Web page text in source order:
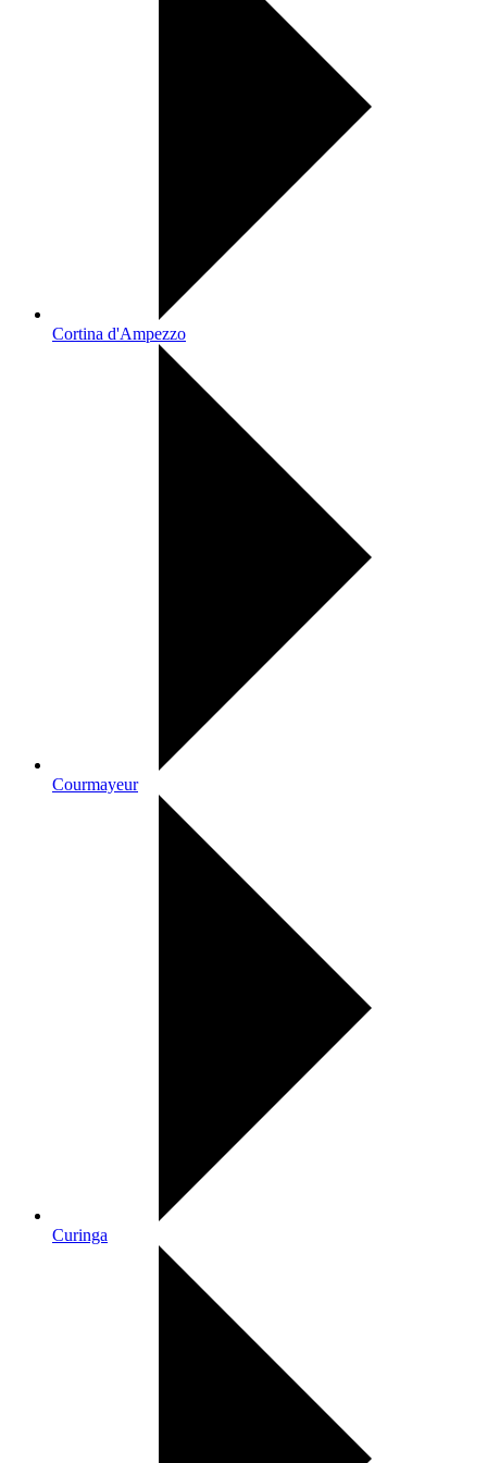
Cortina d'Ampezzo
Courmayeur
Curinga